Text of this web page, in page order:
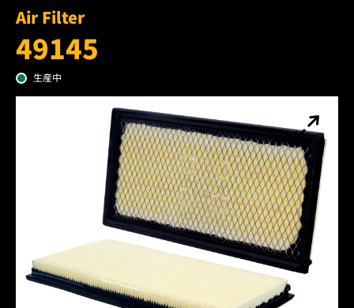
Air Filter
49145
生産中